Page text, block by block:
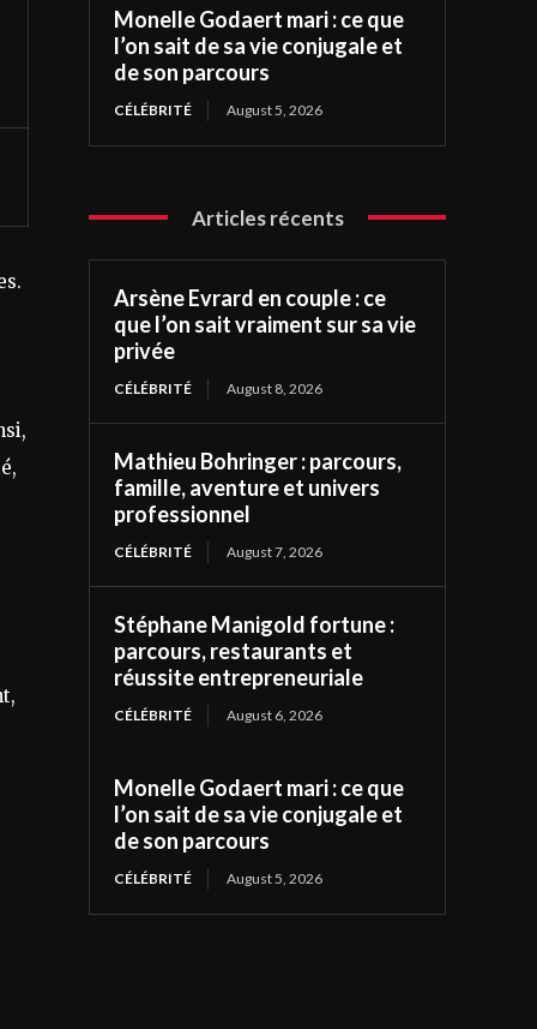
Monelle Godaert mari : ce que
l’on sait de sa vie conjugale et
de son parcours
CÉLÉBRITÉ August 5, 2026
Articles récents
Arsène Evrard en couple : ce
que l’on sait vraiment sur sa vie
privée
CÉLÉBRITÉ August 8, 2026
Mathieu Bohringer : parcours,
famille, aventure et univers
professionnel
CÉLÉBRITÉ August 7, 2026
Stéphane Manigold fortune :
parcours, restaurants et
réussite entrepreneuriale
CÉLÉBRITÉ August 6, 2026
Monelle Godaert mari : ce que
l’on sait de sa vie conjugale et
de son parcours
CÉLÉBRITÉ August 5, 2026